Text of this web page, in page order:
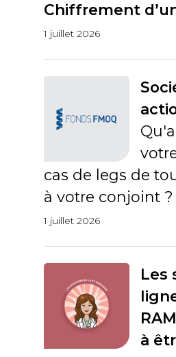
Chiffrement
1 juillet 2026
cas de legs de
à votre conjoint ?
1 juillet 2026
Les
à